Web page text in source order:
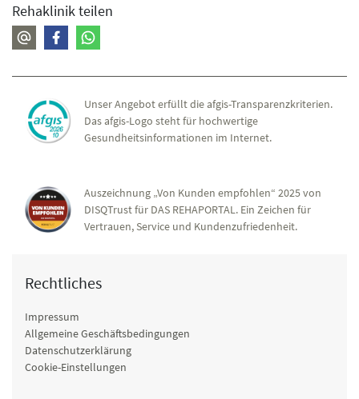
Rehaklinik teilen
Unser Angebot erfüllt die afgis-Transparenzkriterien.
Das afgis-Logo steht für hochwertige
Gesundheitsinformationen im Internet.
Auszeichnung „Von Kunden empfohlen“ 2025 von
DISQTrust für DAS REHAPORTAL. Ein Zeichen für
Vertrauen, Service und Kundenzufriedenheit.
Rechtliches
Impressum
Allgemeine Geschäftsbedingungen
Datenschutzerklärung
Cookie-Einstellungen